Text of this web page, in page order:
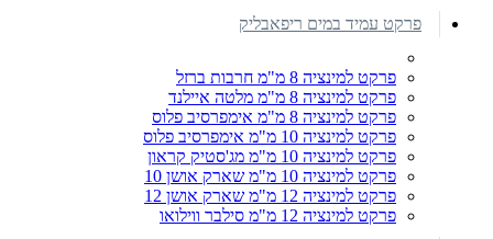
פרקט עמיד במים ריפאבליק
פרקט למינציה 8 מ"מ חרבות ברזל
פרקט למינציה 8 מ"מ מלטה איילנד
פרקט למינציה 8 מ"מ אימפרסיב פלוס
פרקט למינציה 10 מ"מ אימפרסיב פלוס
פרקט למינציה 10 מ"מ מג'סטיק קראון
פרקט למינציה 10 מ"מ שארק אושן 10
פרקט למינציה 12 מ"מ שארק אושן 12
פרקט למינציה 12 מ"מ סילבר ווילואו